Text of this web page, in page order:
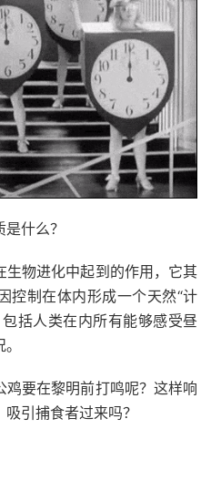
什么？
物进化中起到的作用，它其
控制在体内形成一个天然“计
括人类在内所有能够感受昼
要在黎明前打鸣呢？这样响
引捕食者过来吗？